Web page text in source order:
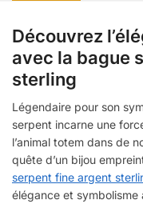
Découvrez
avec la bague
sterling
Légendaire pour son
serpent incarne une
l’animal totem dans de
quête d’un bijou
serpent fine argent
élégance et